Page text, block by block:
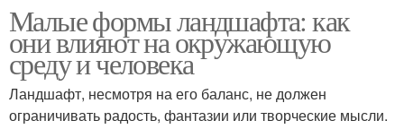
Малые формы ландшафта: как
они влияют на окружающую
среду и человека
Ландшафт, несмотря на его баланс, не должен
ограничивать радость, фантазии или творческие мысли.